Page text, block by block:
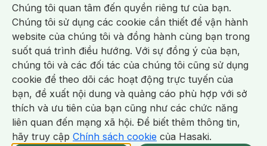
Giao Nhanh Miễn Phí 2H.
Kem Tẩy Lông/Dụng Cụ Tẩy Lông
Nước Hoa
Nước Hoa Nam Nước Hoa Cao Cấp Xịt Thơm Toàn Thân
Nước Hoa Vùng Kín
Chăm Sóc Cá Nhân
Chống Muỗi
Khẩu Trang Máy Massage Mặt Nạ Xông Hơi/Nước Rửa Tay
Sản Phẩm Chăm Sóc Khác/ Bàn Chải Đánh Răng /Bàn Chải Điện/
Hỗ Trợ Trắng Răng / Kem Đánh Răng Máy Tăm Nước Nước Súc Miệng
Tăm / Chỉ Nha Khoa /Xịt Thơm Miệng / Dung Dịch Vệ Sinh/Dưỡng Vùng Kín/
Khăn Ướt Vệ Sinh Vùng Kín
/Băng Vệ Sinh Tampon Bọt Cạo Râu Dao Cạo Râu/
Máy Cạo Râu
Vấn Đề Về Da
Da Dầu / Lỗ Chân Lông To
Da Khô / Mất Nước /Da Lão Hóa / Da Mụn/
Da Nhạy Cảm / Kích Ứng/Da Xỉn Màu/Thâm / Nám / Tàn Nhang/
Quầng Thâm & Bọng Mắt/ Sẹo
Viêm Da Cơ Địa
Chúng tôi quan tâm đến quyền riêng tư của bạn.
Chúng tôi sử dụng các cookie cần thiết để vận hành
website của chúng tôi và đồng hành cùng bạn trong
suốt quá trình điều hướng. Với sự đồng ý của bạn,
chúng tôi và các đối tác của chúng tôi cũng sử dụng
cookie để theo dõi các hoạt động trực tuyến của
bạn, đề xuất nội dung và quảng cáo phù hợp với sở
thích và ưu tiên của bạn cũng như các chức năng
liên quan đến mạng xã hội. Để biết thêm thông tin,
hãy truy cập Chính sách cookie của Hasaki.